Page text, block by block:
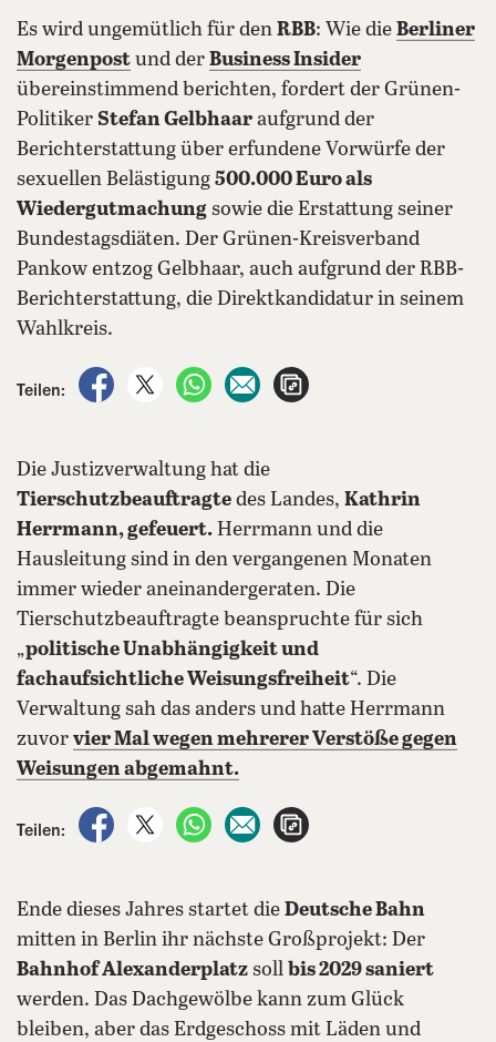
Es wird ungemütlich für den RBB: Wie die Berliner
Morgenpost und der Business Insider
übereinstimmend berichten, fordert der Grünen-
Politiker Stefan Gelbhaar aufgrund der
Berichterstattung über erfundene Vorwürfe der
sexuellen Belästigung 500.000 Euro als
Wiedergutmachung sowie die Erstattung seiner
Bundestagsdiäten. Der Grünen-Kreisverband
Pankow entzog Gelbhaar, auch aufgrund der RBB-
Berichterstattung, die Direktkandidatur in seinem
Wahlkreis.
Teilen:
auf Facebook teilen
auf X teilenper WhatsApp teilen
per E-Mail teilen
Die Justizverwaltung hat die
Tierschutzbeauftragte des Landes, Kathrin
Herrmann, gefeuert. Herrmann und die
Hausleitung sind in den vergangenen Monaten
immer wieder aneinandergeraten. Die
Tierschutzbeauftragte beanspruchte für sich
„politische Unabhängigkeit und
fachaufsichtliche Weisungsfreiheit“. Die
Verwaltung sah das anders und hatte Herrmann
zuvor vier Mal wegen mehrerer Verstöße gegen
Weisungen abgemahnt.
Teilen:
auf Facebook teilen
auf X teilenper WhatsApp teilen
per E-Mail teilen
Ende dieses Jahres startet die Deutsche Bahn
mitten in Berlin ihr nächste Großprojekt: Der
Bahnhof Alexanderplatz soll bis 2029 saniert
werden. Das Dachgewölbe kann zum Glück
bleiben, aber das Erdgeschoss mit Läden und